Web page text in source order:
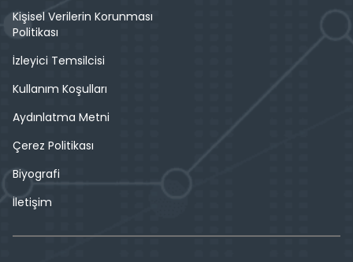
Kişisel Verilerin Korunması
Politikası
İzleyici Temsilcisi
Kullanım Koşulları
Aydınlatma Metni
Çerez Politikası
Biyografi
İletişim